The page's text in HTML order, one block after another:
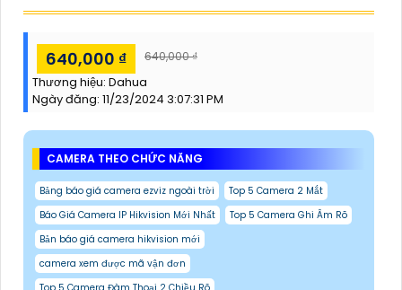
640,000 ₫ 640,000 ₫
Thương hiệu: Dahua
Ngày đăng: 11/23/2024 3:07:31 PM
CAMERA THEO CHỨC NĂNG
Bảng báo giá camera ezviz ngoài trời
Top 5 Camera 2 Mắt
Báo Giá Camera IP Hikvision Mới Nhất
Top 5 Camera Ghi Âm Rõ
Bản báo giá camera hikvision mới
camera xem được mã vận đơn